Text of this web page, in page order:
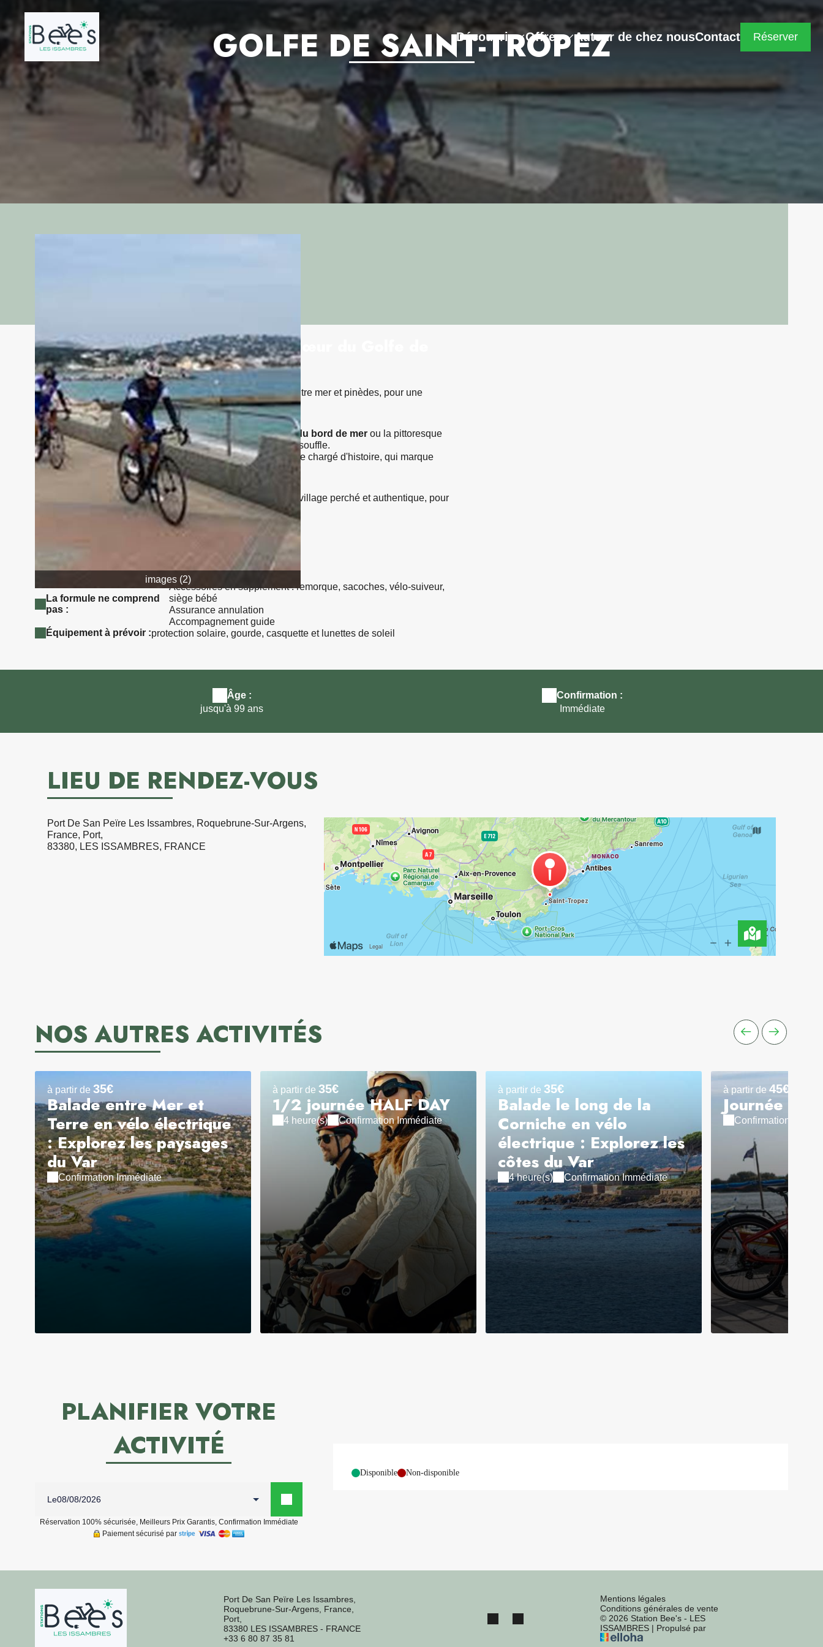
Découvrir Offres Autour de chez nousContact Réserver
GOLFE DE SAINT-TROPEZ
images (2)
🌊 Une expérience inoubliable au cœur du Golfe de
Saint-Tropez
Point de départ : Port des Issambres
Embarquez depuis le charmant port des Issambres, situé entre mer et pinèdes, pour une
aventure exceptionnelle sur la Côte d'Azur.
Direction : Sainte-Maxime par la mer
Naviguez vers
Sainte-Maximeen longeant la célèbreroute du bord de mer ou la pittoresque
route de la Vierge Noire, offrant des panoramas à couper le souffle.
Passez par le
rond-point du Débarquement, lieu symbolique chargé d'histoire, qui marque
l'entrée dans le cœur duGolfe de Saint-Tropez.
Final : Grimaud et les trésors du golfe
Terminez l'excursion avec une vue imprenable sur
, village perché et authentique, pour
une immersion totale dans l'âme provençale.
Location de VTC électrique
La formule ne comprend
pas :
Accessoires en supplément : remorque, sacoches, vélo-suiveur,
siège bébé
Assurance annulation
Équipement à prévoir :protection solaire, gourde, casquette et lunettes de soleil
Âge :
jusqu'à 99 ans
Confirmation :
Immédiate
LIEU DE RENDEZ-VOUS
Port De San Peïre Les Issambres, Roquebrune-Sur-Argens,
France, Port,
83380, LES ISSAMBRES, FRANCE
NOS AUTRES ACTIVITÉS
à partir de 35€
Balade entre Mer et
Terre en vélo électrique
: Explorez les paysages
du Var
Confirmation Immédiate
à partir de 35€
1/2 journée HALF DAY
4 heure(s) Confirmation Immédiate
à partir de 35€
Balade le long de la
Corniche en vélo
électrique : Explorez les
côtes du Var
4 heure(s) Confirmation Immédiate
à partir de 45€
Journée -
Confirmation
PLANIFIER VOTRE
ACTIVITÉ
Le
Réservation 100% sécurisée, Meilleurs Prix Garantis, Confirmation Immédiate
Paiement sécurisé par
Disponible Non-disponible
Port De San Peïre Les Issambres,
Roquebrune-Sur-Argens, France,
Port,
83380 LES ISSAMBRES - FRANCE
+33 6 80 87 35 81
Mentions légales
Conditions générales de vente
© 2026 Station Bee's - LES
ISSAMBRES | Propulsé par